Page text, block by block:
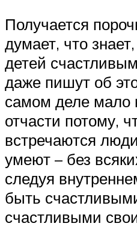
Получается
думает, что
детей
даже пишут об
самом деле мало
отчасти потому,
встречаются
умеют – без
следуя
быть
счастливыми